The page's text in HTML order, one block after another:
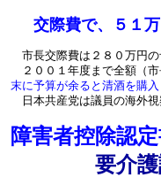
交際費で、５１
市長交際費は２８０万円の
２００１年度まで全額（市
末に予算が余ると清酒を購
日本共産党は議員の海外視
障害者控除認
要介護認